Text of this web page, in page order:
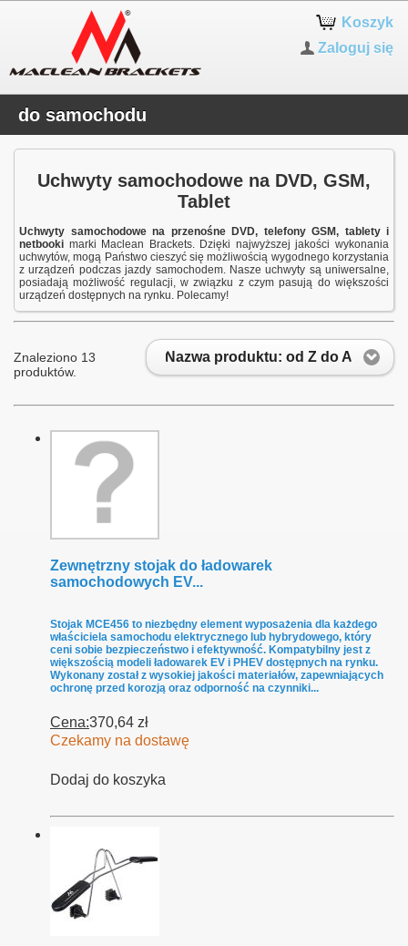
Koszyk
Zaloguj się
do samochodu
Uchwyty samochodowe na DVD, GSM,
Tablet
Uchwyty samochodowe na przenośne DVD, telefony GSM, tablety i
netbooki marki Maclean Brackets. Dzięki najwyższej jakości wykonania
uchwytów, mogą Państwo cieszyć się możliwością wygodnego korzystania
z urządzeń podczas jazdy samochodem. Nasze uchwyty są uniwersalne,
posiadają możliwość regulacji, w związku z czym pasują do większości
urządzeń dostępnych na rynku. Polecamy!
Nazwa produktu: od Z do A
Znaleziono 13
produktów.
Zewnętrzny stojak do ładowarek
samochodowych EV...
Stojak MCE456 to niezbędny element wyposażenia dla każdego
właściciela samochodu elektrycznego lub hybrydowego, który
ceni sobie bezpieczeństwo i efektywność. Kompatybilny jest z
większością modeli ładowarek EV i PHEV dostępnych na rynku.
Wykonany został z wysokiej jakości materiałów, zapewniających
ochronę przed korozją oraz odporność na czynniki...
Cena:370,64 zł
Czekamy na dostawę
Dodaj do koszyka